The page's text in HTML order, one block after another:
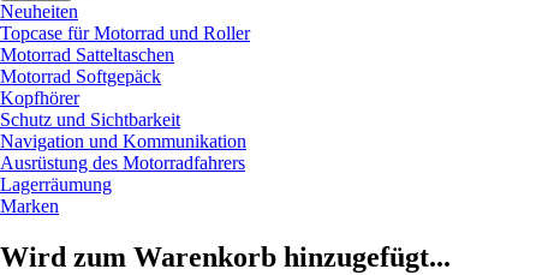
Neuheiten
Topcase für Motorrad und Roller
Motorrad Satteltaschen
Motorrad Softgepäck
Kopfhörer
Schutz und Sichtbarkeit
Navigation und Kommunikation
Ausrüstung des Motorradfahrers
Lagerräumung
Marken
Wird zum Warenkorb hinzugefügt...